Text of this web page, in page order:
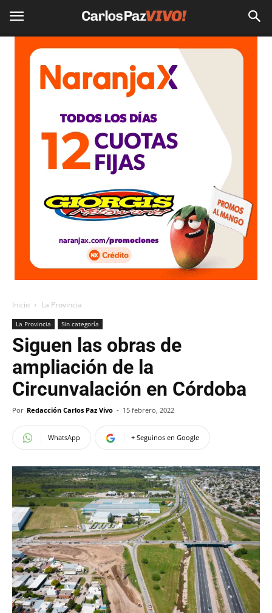
Inicio La Provincia
La Provincia Sin categoría
Siguen las obras de
ampliación de la
Circunvalación en Córdoba
Por Redacción Carlos Paz Vivo - 15 febrero, 2022
WhatsApp + Seguinos en Google